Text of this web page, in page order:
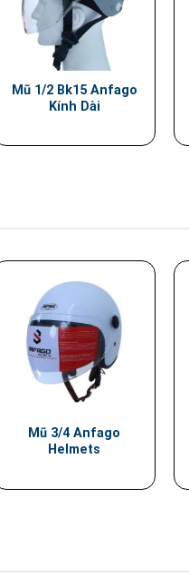
Mũ 1/2 Bk15 Anfago
Kính Dài
Mũ 3/4 Anfago
Helmets